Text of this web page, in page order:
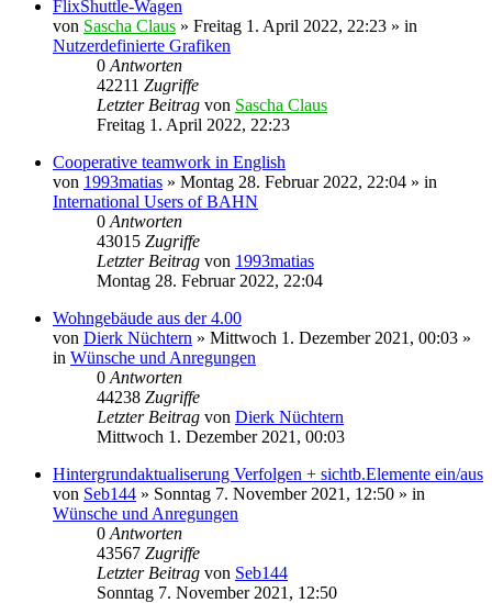
FlixShuttle-Wagen
von Sascha Claus » Freitag 1. April 2022, 22:23 » in
Nutzerdefinierte Grafiken
0 Antworten
42211 Zugriffe
Letzter Beitrag von Sascha Claus
Freitag 1. April 2022, 22:23
Cooperative teamwork in English
von 1993matias » Montag 28. Februar 2022, 22:04 » in
International Users of BAHN
0 Antworten
43015 Zugriffe
Letzter Beitrag von 1993matias
Montag 28. Februar 2022, 22:04
Wohngebäude aus der 4.00
von Dierk Nüchtern » Mittwoch 1. Dezember 2021, 00:03 »
in Wünsche und Anregungen
0 Antworten
44238 Zugriffe
Letzter Beitrag von Dierk Nüchtern
Mittwoch 1. Dezember 2021, 00:03
Hintergrundaktualiserung Verfolgen + sichtb.Elemente ein/aus
von Seb144 » Sonntag 7. November 2021, 12:50 » in
Wünsche und Anregungen
0 Antworten
43567 Zugriffe
Letzter Beitrag von Seb144
Sonntag 7. November 2021, 12:50